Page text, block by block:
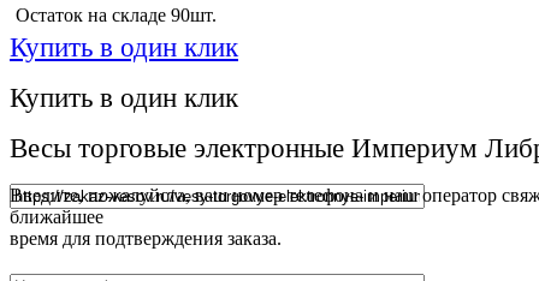
Остаток на складе 90шт.
Купить в один клик
Купить в один клик
Весы торговые электронные Империум
Введите, пожалуйста, ваш номер телефона и наш оператор
ближайшее
время для подтверждения заказа.